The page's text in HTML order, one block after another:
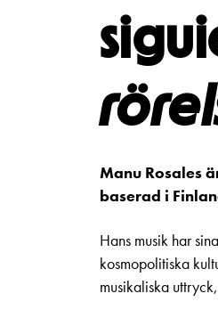
Manu Rosales
baserad i
Hans musik har
kosmopolitiska
musikaliska